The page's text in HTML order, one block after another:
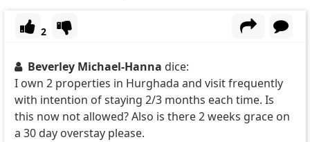
2
Beverley Michael-Hanna dice:
I own 2 properties in Hurghada and visit frequently
with intention of staying 2/3 months each time. Is
this now not allowed? Also is there 2 weeks grace on
a 30 day overstay please.